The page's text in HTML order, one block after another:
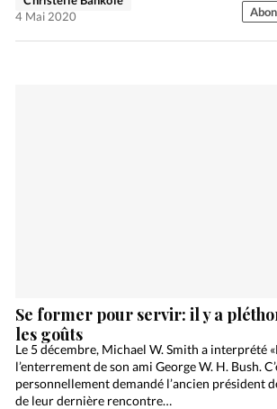
4 Mai 2020
Se former pour servir: il y a
les goûts
Le 5 décembre, Michael W. Smith a interprété
l’enterrement de son ami George W. H. Bush.
personnellement demandé l’ancien président
de leur dernière rencontre…